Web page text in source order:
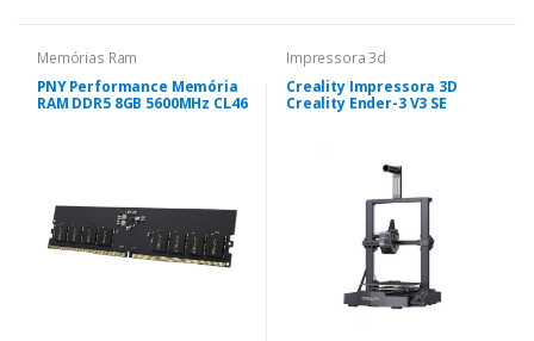
Memórias Ram
PNY Performance Memória
RAM DDR5 8GB 5600MHz CL46
Impressora 3d
Creality Impressora 3D
Creality Ender-3 V3 SE